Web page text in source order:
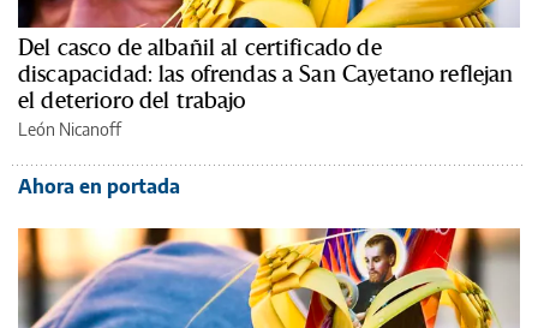
Del casco de albañil al certificado de
discapacidad: las ofrendas a San Cayetano reflejan
el deterioro del trabajo
León Nicanoff
Ahora en portada